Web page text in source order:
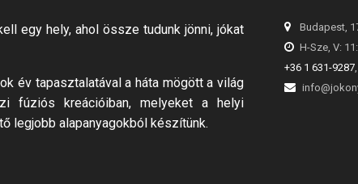
egy hely, ahol össze tudunk jönni, jókat
év tapasztalatával a háta mögött a világ
fúziós kreációiban, melyeket a helyi
legjobb alapanyagokból készítünk.
Budapest,
H-Sze, V:
+36 1 631-9287,